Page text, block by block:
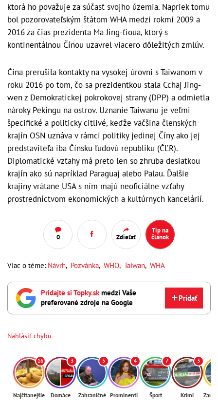
ktorá ho považuje za súčasť svojho územia. Napriek tomu
bol pozorovateľským štátom WHA medzi rokmi 2009 a
2016 za čias prezidenta Ma Jing-ťioua, ktorý s
kontinentálnou Čínou uzavrel viacero dôležitých zmlúv.
Čína prerušila kontakty na vysokej úrovni s Taiwanom v
roku 2016 po tom, čo sa prezidentkou stala Cchaj Jing-
wen z Demokratickej pokrokovej strany (DPP) a odmietla
nároky Pekingu na ostrov. Uznanie Taiwanu je veľmi
špecifické a politicky citlivé, keďže väčšina členských
krajín OSN uznáva v rámci politiky jedinej Číny ako jej
predstaviteľa iba Čínsku ľudovú republiku (ČĽR).
Diplomatické vzťahy má preto len so zhruba desiatkou
krajín ako sú napríklad Paraguaj alebo Palau. Ďalšie
krajiny vrátane USA s ním majú neoficiálne vzťahy
prostredníctvom ekonomických a kultúrnych kancelárií.
0 Zdieľať
Tip na
článok
Viac o téme: Návrh, Pozvánka, WHO, Taiwan, WHA
Pridajte si Topky.skmedzi Vaše
preferované zdroje na Google
Pridať
Nahlásiť chybu
16
Najčítanejšie
3
Domáce
5
Zahraničné
4
Prominenti
7
Šport
3
Krimi